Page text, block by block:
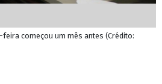
começou um mês antes (Crédito: